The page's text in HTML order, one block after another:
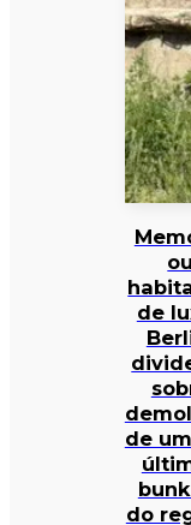
ou
de
de
do